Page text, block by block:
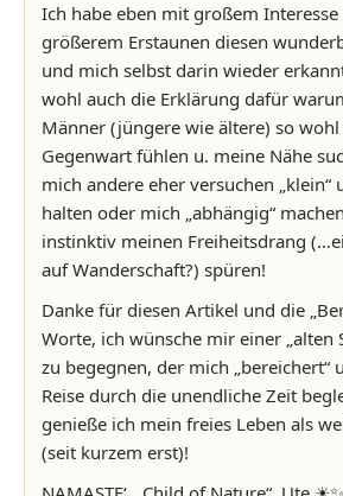
Ich habe eben mit großem
größerem Erstaunen diesen
und mich selbst darin wieder
wohl auch die Erklärung dafür
Männer (jüngere wie ältere) so
Gegenwart fühlen u. meine Nähe
mich andere eher versuchen
halten oder mich „abhängig“
instinktiv meinen Freiheitsdrang
auf Wanderschaft?) spüren!
Danke für diesen Artikel und die
Worte, ich wünsche mir einer „alten
zu begegnen, der mich „bereichert“
Reise durch die unendliche Zeit
genieße ich mein freies Leben als
(seit kurzem erst)!